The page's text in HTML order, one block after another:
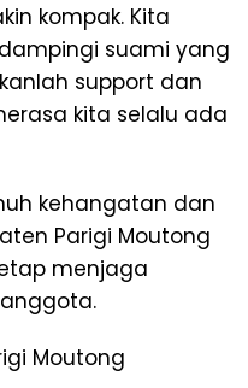
kompak. Kita
suami yang
support dan
kita selalu ada
kehangatan dan
Parigi Moutong
menjaga
Moutong